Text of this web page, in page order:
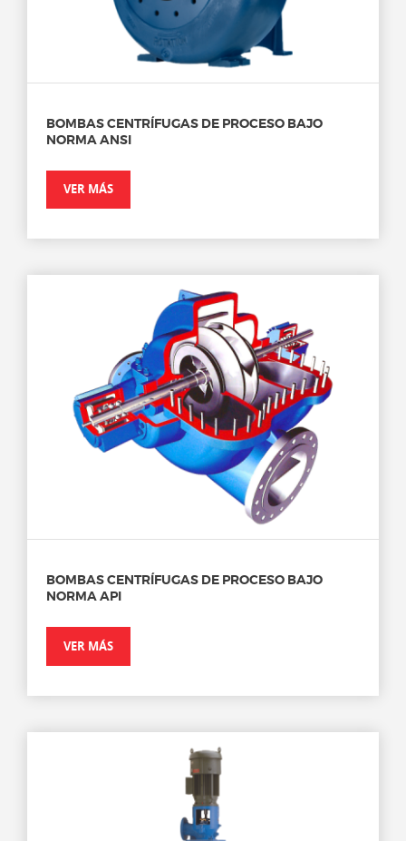
BOMBAS CENTRÍFUGAS DE PROCESO BAJO
NORMA ANSI
VER MÁS
BOMBAS CENTRÍFUGAS DE PROCESO BAJO
NORMA API
VER MÁS